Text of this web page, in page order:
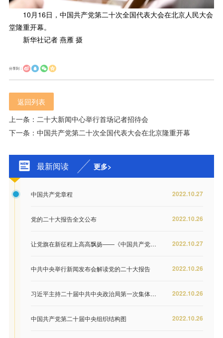
10月16日，中国共产党第二十次全国代表大会在北京人民大会
堂隆重开幕。
新华社记者 燕雁 摄
分享到：
返回列表
上一条：二十大新闻中心举行首场记者招待会
下一条：中国共产党第二十次全国代表大会在北京隆重开幕
最新阅读 更多>
2022.10.27
中国共产党章程
2022.10.26
党的二十大报告全文公布
2022.10.27
让党旗在新征程上高高飘扬——《中国共产党章程（修正案）》诞生记
2022.10.26
中共中央举行新闻发布会解读党的二十大报告
2022.10.26
习近平主持二十届中共中央政治局第一次集体学习
2022.10.26
中国共产党第二十届中央组织结构图